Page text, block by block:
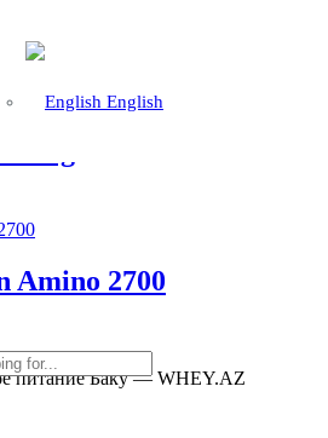
English
Powder
2 kg
Amino 2700
питание Баку — WHEY.AZ